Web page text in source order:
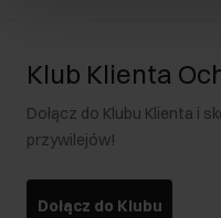
Klub Klienta
Dołącz do Klubu Klienta i
przywilejów!
Dołącz do Klubu